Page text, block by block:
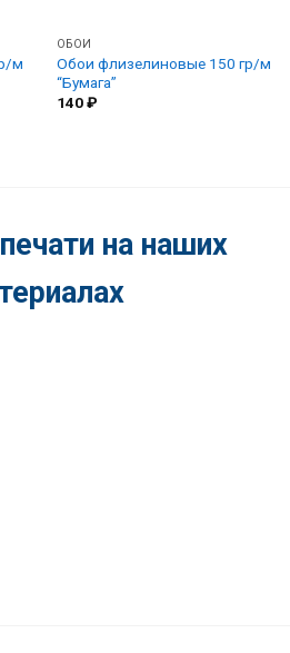
м
ОБОИ
Обои флизелиновые 150 гр/м
“Бумага”
140₽
на наших